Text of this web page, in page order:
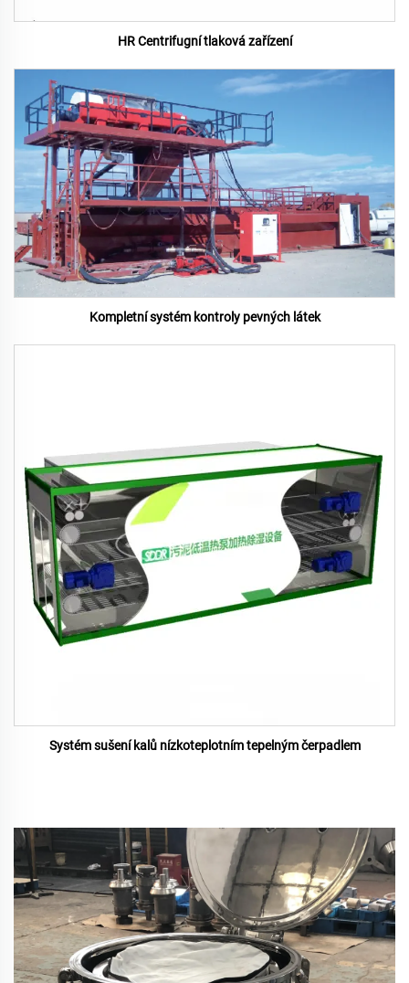
HR Centrifugní tlaková zařízení
Kompletní systém kontroly pevných látek
Systém sušení kalů nízkoteplotním tepelným čerpadlem